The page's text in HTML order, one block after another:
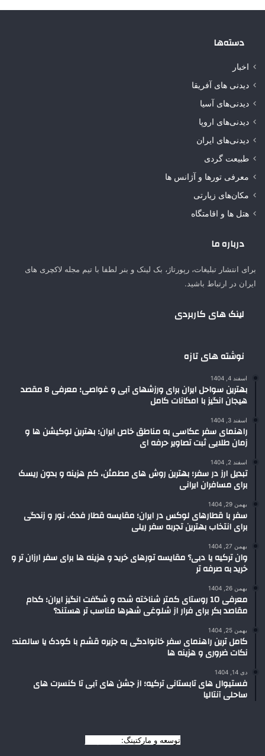
دسته‌ها
اخبار
دیدنی های آفریقا
دیدنی‌های آسیا
دیدنی‌های اروپا
دیدنی‌های ایران
طبیعت گردی
معرفی تورها و آژانس ها
مکان‌های زیارتی
هتل ها و اقامتگاه
درباره ما
برای انتشار تبلیغات، رپورتاژ، بک لینک و بنر لطفا با تیم مجله لاکچری های
ایران در ارتباط باشید.
لینک های کاربردی
نوشته های تازه
اسفند 4, 1404
بهترین سواحل ایران برای ورزشهای آبی و غواصی؛ معرفی 8 مقصد
هیجان انگیز با امکانات کامل
اسفند 3, 1404
راهنمای سفر عکاسی به مناطق خاص ایران؛ بهترین لوکیشن ها و
زمان طلایی ثبت تصاویر حرفه ای
اسفند 2, 1404
تبدیل ارز در سفر؛ بهترین روش های مطمئن، کم هزینه و بدون ریسک
برای مسافران ایرانی
بهمن 29, 1404
سفر با قطارهای لوکس در ایران؛ مقایسه قطار فدک، نور و زندگی
برای انتخاب بهترین تجربه سفر ریلی
بهمن 27, 1404
وان ترکیه یا دبی؟ مقایسه تورهای خرید و هزینه ها برای سفر ارزان تر و
خرید به صرفه تر
بهمن 26, 1404
معرفی 10 روستای کمتر شناخته شده و شگفت انگیز ایران؛ کدام
مقاصد بکر برای فرار از شلوغی شهرها مناسب تر هستند؟
بهمن 25, 1404
کامل ترین راهنمای سفر خانوادگی به جزیره قشم با کودک یا سالمند؛
نکات ضروری و هزینه ها
دی 14, 1404
فستیوال های تابستانی ترکیه؛ از جشن های آبی تا کنسرت های
ساحلی آنتالیا
توسعه و مارکتینگ: